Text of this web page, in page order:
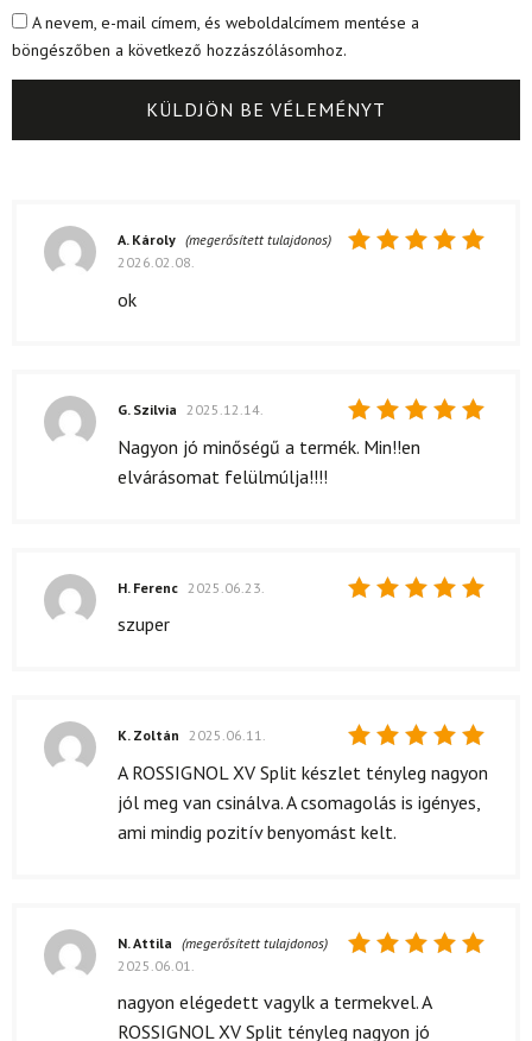
A nevem, e-mail címem, és weboldalcímem mentése a
böngészőben a következő hozzászólásomhoz.
A. Károly (megerősített tulajdonos)
2026.02.08.
ok
Értékelés:
G. Szilvia 2025.12.14.
Nagyon jó minőségű a termék. Min!!en
elvárásomat felülmúlja!!!!
H. Ferenc 2025.06.23.
szuper
Értékelés:
/ 5
K. Zoltán 2025.06.11.
A ROSSIGNOL XV Split készlet tényleg nagyon
jól meg van csinálva. A csomagolás is igényes,
ami mindig pozitív benyomást kelt.
5/ 5
N. Attila (megerősített tulajdonos)
2025.06.01.
nagyon elégedett vagylk a termekvel. A
ROSSIGNOL XV Split tényleg nagyon jó